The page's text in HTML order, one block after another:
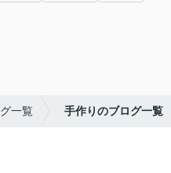
一覧 手作りのブログ一覧